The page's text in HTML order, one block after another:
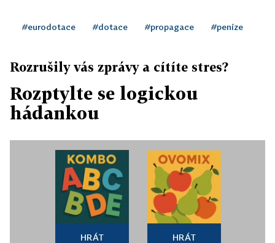
#eurodotace #dotace #propagace #peníze
Rozrušily vás zprávy a cítíte stres?
Rozptylte se logickou
hádankou
HRÁT HRÁT